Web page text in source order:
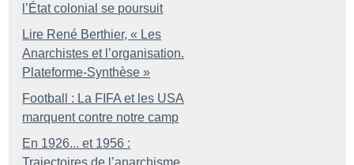
l’État colonial se poursuit
Lire René Berthier, « Les
Anarchistes et l’organisation.
Plateforme-Synthèse »
Football : La FIFA et les USA
marquent contre notre camp
En 1926... et 1956 :
Trajectoires de l’anarchisme